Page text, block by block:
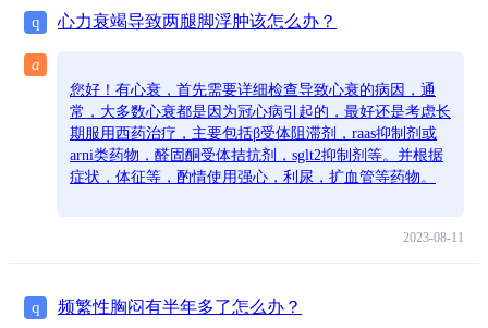
q 心力衰竭导致两腿脚浮肿该怎么办？
a
您好！有心衰，首先需要详细检查导致心衰的病因，通
常，大多数心衰都是因为冠心病引起的，最好还是考虑长
期服用西药治疗，主要包括β受体阻滞剂，raas抑制剂或
arni类药物，醛固酮受体拮抗剂，sglt2抑制剂等。并根据
症状，体征等，酌情使用强心，利尿，扩血管等药物。
2023-08-11
q 频繁性胸闷有半年多了怎么办？